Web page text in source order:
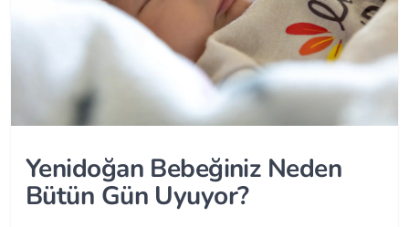
Yenidoğan Bebeğiniz Neden
Bütün Gün Uyuyor?